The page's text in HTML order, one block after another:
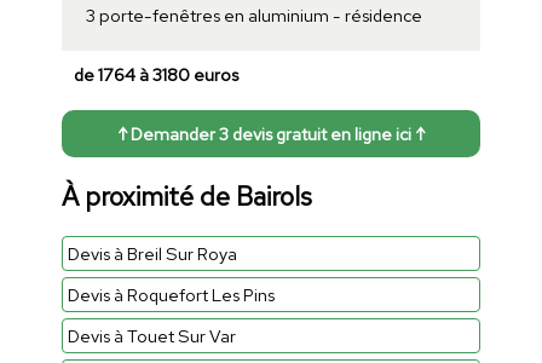
3 porte-fenêtres en aluminium - résidence
de 1764 à 3180 euros
↑ Demander 3 devis gratuit en ligne ici ↑
À proximité de Bairols
Devis à Breil Sur Roya
Devis à Roquefort Les Pins
Devis à Touet Sur Var